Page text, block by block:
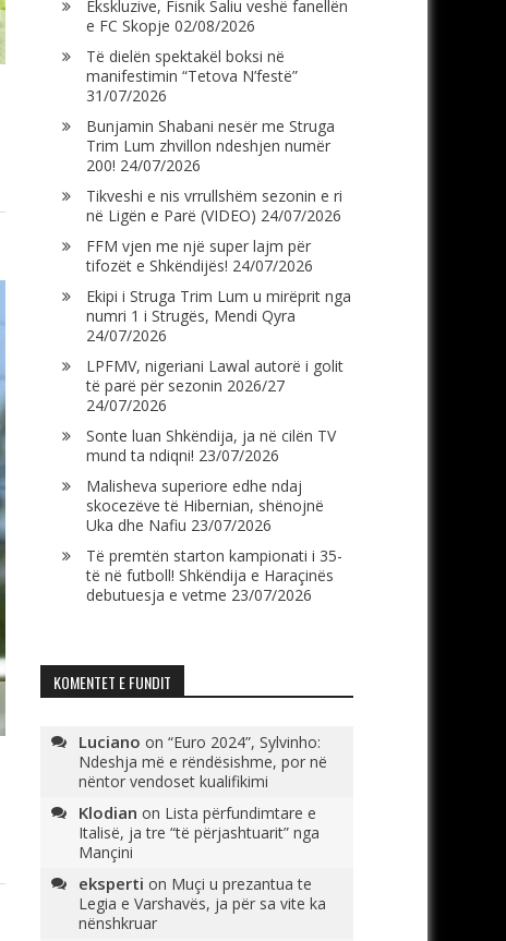
Ekskluzive, Fisnik Saliu veshë fanellën
e FC Skopje 02/08/2026
Të dielën spektakël boksi në
manifestimin “Tetova N’festë”
31/07/2026
Bunjamin Shabani nesër me Struga
Trim Lum zhvillon ndeshjen numër
200! 24/07/2026
Tikveshi e nis vrrullshëm sezonin e ri
në Ligën e Parë (VIDEO) 24/07/2026
FFM vjen me një super lajm për
tifozët e Shkëndijës! 24/07/2026
Ekipi i Struga Trim Lum u mirëprit nga
numri 1 i Strugës, Mendi Qyra
24/07/2026
LPFMV, nigeriani Lawal autorë i golit
të parë për sezonin 2026/27
24/07/2026
Sonte luan Shkëndija, ja në cilën TV
mund ta ndiqni! 23/07/2026
Malisheva superiore edhe ndaj
skocezëve të Hibernian, shënojnë
Uka dhe Nafiu 23/07/2026
Të premtën starton kampionati i 35-
të në futboll! Shkëndija e Haraçinës
debutuesja e vetme 23/07/2026
KOMENTET E FUNDIT
Luciano on “Euro 2024”, Sylvinho:
Ndeshja më e rëndësishme, por në
nëntor vendoset kualifikimi
Klodian on Lista përfundimtare e
Italisë, ja tre “të përjashtuarit” nga
Mançini
eksperti on Muçi u prezantua te
Legia e Varshavës, ja për sa vite ka
nënshkruar